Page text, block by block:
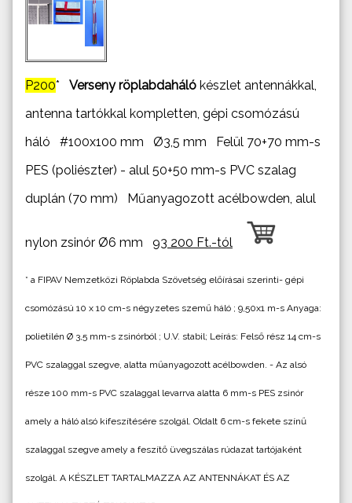
P200* Verseny röplabdaháló készlet antennákkal,
antenna tartókkal kompletten, gépi csomózású
háló #100x100 mm Ø3,5 mm Felül 70+70 mm-s
PES (poliészter) - alul 50+50 mm-s PVC szalag
duplán (70 mm) Műanyagozott acélbowden, alul
nylon zsinór Ø6 mm 93 200 Ft.-tól
* a FIPAV Nemzetközi Röplabda Szövetség előírásai szerinti- gépi
csomózású 10 x 10 cm-s négyzetes szemű háló ; 9,50x1 m-s Anyaga:
polietilén Ø 3,5 mm-s zsinórból ; U.V. stabil; Leírás: Felső rész 14 cm-s
PVC szalaggal szegve, alatta műanyagozott acélbowden. - Az alsó
része 100 mm-s PVC szalaggal levarrva alatta 6 mm-s PES zsinór
amely a háló alsó kifeszítésére szolgál. Oldalt 6 cm-s fekete színű
szalaggal szegve amely a feszítő üvegszálas rúdazat tartójaként
szolgál. A KÉSZLET TARTALMAZZA AZ ANTENNÁKAT ÉS AZ